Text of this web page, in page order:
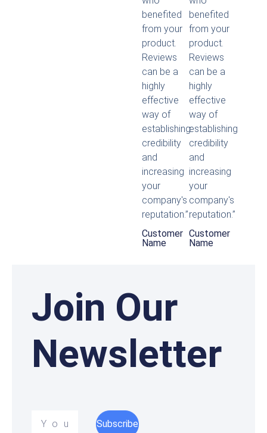
benefited
from your
product.
Reviews
can be a
highly
effective
way of
establishing
credibility
and
increasing
your
company's
reputation.”
Customer
Name
benefited
from your
product.
Reviews
can be a
highly
effective
way of
establishing
credibility
and
increasing
your
company's
reputation.”
Customer
Name
Join Our
Newsletter
email
Subscribe